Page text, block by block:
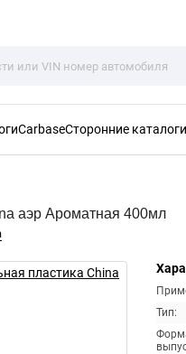
CarbaseСторонние каталоги
аэр Ароматная 400мл
Тип: